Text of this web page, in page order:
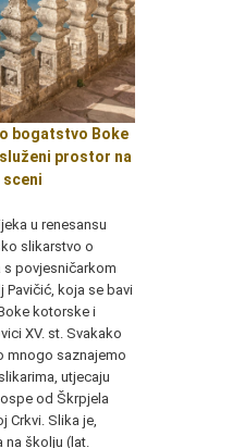
bogatstvo Boke
prostor na
u renesansu
slikarstvo o
s povjesničarkom
Pavičić, koja se bavi
kotorske i
XV. st. Svakako
mnogo saznajemo
utjecaju
od Škrpjela
Crkvi. Slika je,
na školju (lat.